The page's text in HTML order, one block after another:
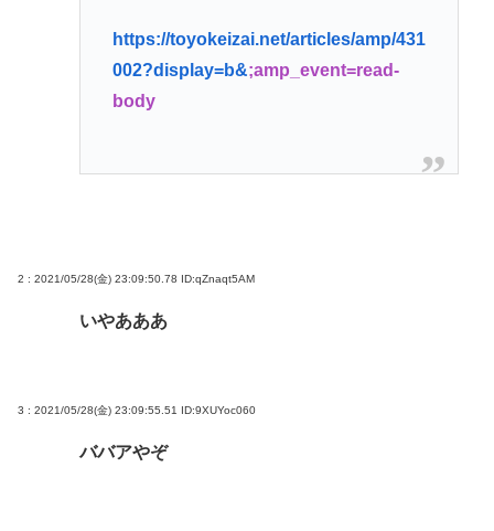
医師「キャー地震よー！」(;ﾟんﾟ)「！？」
Powered by livedoor 相互RSS
https://toyokeizai.net/articles/amp/431
002?display=b&;amp_event=read-
body
2 : 2021/05/28(金) 23:09:50.78 ID:qZnaqt5AM
いやあああ
3 : 2021/05/28(金) 23:09:55.51 ID:9XUYoc060
ババアやぞ